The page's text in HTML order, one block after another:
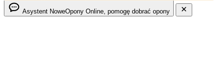
Asystent NoweOpony Online, pomogę dobrać opony